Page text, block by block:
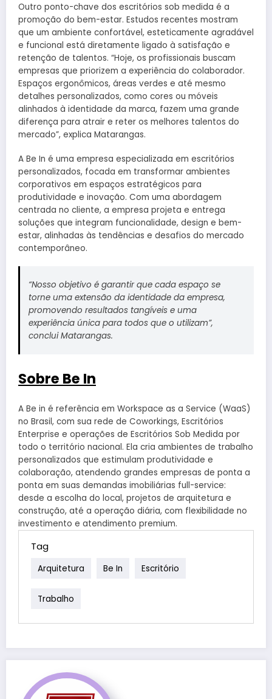
Outro ponto-chave dos escritórios sob medida é a
promoção do bem-estar. Estudos recentes mostram
que um ambiente confortável, esteticamente agradável
e funcional está diretamente ligado à satisfação e
retenção de talentos. “Hoje, os profissionais buscam
empresas que priorizem a experiência do colaborador.
Espaços ergonômicos, áreas verdes e até mesmo
detalhes personalizados, como cores ou móveis
alinhados à identidade da marca, fazem uma grande
diferença para atrair e reter os melhores talentos do
mercado”, explica Matarangas.
A Be In é uma empresa especializada em escritórios
personalizados, focada em transformar ambientes
corporativos em espaços estratégicos para
produtividade e inovação. Com uma abordagem
centrada no cliente, a empresa projeta e entrega
soluções que integram funcionalidade, design e bem-
estar, alinhadas às tendências e desafios do mercado
contemporâneo.
“Nosso objetivo é garantir que cada espaço se
torne uma extensão da identidade da empresa,
promovendo resultados tangíveis e uma
experiência única para todos que o utilizam”,
conclui Matarangas.
Sobre Be In
A Be in é referência em Workspace as a Service (WaaS)
no Brasil, com sua rede de Coworkings, Escritórios
Enterprise e operações de Escritórios Sob Medida por
todo o território nacional. Ela cria ambientes de trabalho
personalizados que estimulam produtividade e
colaboração, atendendo grandes empresas de ponta a
ponta em suas demandas imobiliárias full-service:
desde a escolha do local, projetos de arquitetura e
construção, até a operação diária, com flexibilidade no
investimento e atendimento premium.
Tag
Arquitetura Be In Escritório
Trabalho